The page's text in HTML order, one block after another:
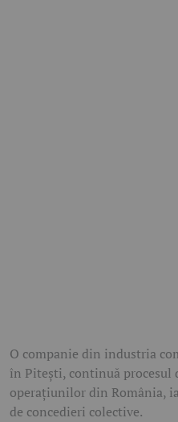
O companie din industria
în Pitești, continuă procesul
operațiunilor din România,
de concedieri colective.